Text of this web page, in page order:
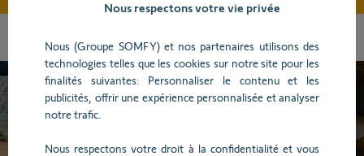
redirigé
description
détaillée
Dépannage
Besoin d’aide ?
Nous respectons votre vie privée
Nous (Groupe SOMFY) et nos partenaires utilisons des
technologies telles que les cookies sur notre site pour les
finalités suivantes: Personnaliser le contenu et les
publicités, offrir une expérience personnalisée et analyser
notre trafic.
Nous respectons votre droit à la confidentialité et vous